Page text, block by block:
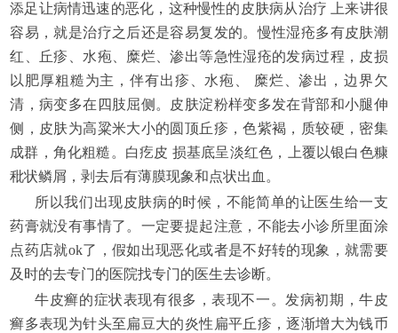
添足让病情迅速的恶化，这种慢性的皮肤病从治疗 上来讲很
容易，就是治疗之后还是容易复发的。慢性湿疮多有皮肤潮
红、丘疹、水疱、糜烂、渗出等急性湿疮的发病过程，皮损
以肥厚粗糙为主，伴有出疹、水疱、 糜烂、渗出，边界欠
清，病变多在四肢屈侧。皮肤淀粉样变多发在背部和小腿伸
侧，皮肤为高粱米大小的圆顶丘疹，色紫褐，质较硬，密集
成群，角化粗糙。白疙皮 损基底呈淡红色，上覆以银白色糠
秕状鳞屑，剥去后有薄膜现象和点状出血。
所以我们出现皮肤病的时候，不能简单的让医生给一支
药膏就没有事情了。一定要提起注意，不能去小诊所里面涂
点药店就ok了，假如出现恶化或者是不好转的现象，就需要
及时的去专门的医院找专门的医生去诊断。
牛皮癣的症状表现有很多，表现不一。发病初期，牛皮
癣多表现为针头至扁豆大的炎性扁平丘疹，逐渐增大为钱币